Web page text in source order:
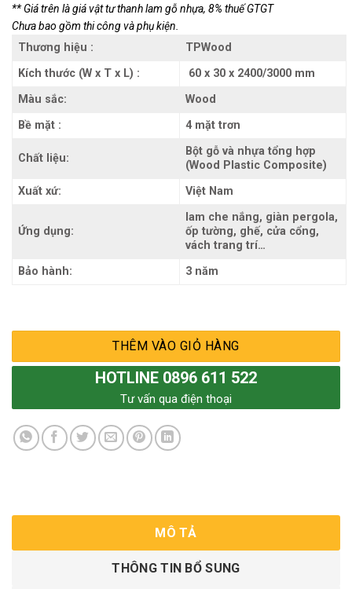
** Giá trên là giá vật tư thanh lam gỗ nhựa, 8% thuế GTGT
Chưa bao gồm thi công và phụ kiện.
Thương hiệu :
TPWood
Kích thước (W x T x L) :
60 x 30 x 2400/3000 mm
Màu sắc:
Wood
Bề mặt :
4 mặt trơn
Chất liệu:
Bột gỗ và nhựa tổng hợp
(Wood Plastic Composite)
Xuất xứ:
Việt Nam
Ứng dụng:
lam che nắng, giàn pergola,
ốp tường, ghế, cửa cổng,
vách trang trí…
Bảo hành:
3 năm
THÊM VÀO GIỎ HÀNG
HOTLINE 0896 611 522
Tư vấn qua điện thoại
MÔ TẢ
THÔNG TIN BỔ SUNG